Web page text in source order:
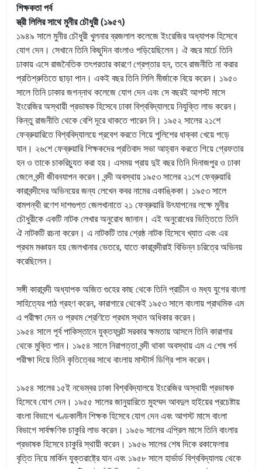
শিক্ষকতা পর্ব
স্ত্রী লিলির সাথে মুনীর চৌধুরী (১৯৫৭)
১৯৪৯ সালে মুনীর চৌধুরী খুলনার ব্রজলাল কলেজে ইংরেজির অধ্যাপক হিসেবে
যোগ দেন। সেখানে তিনি কিছুদিন বাংলাও পড়িয়েছিলেন। ঐ বছর মার্চে তিনি
ঢাকায় এসে রাজনৈতিক তৎপরতার কারণে গ্রেপ্তার হন, তবে রাজনীতি না করার
প্রতিশ্রুতিতে ছাড়া পান। একই বছর তিনি লিলি মীর্জাকে বিয়ে করেন। ১৯৫০
সালে তিনি ঢাকার জগন্নাথ কলেজে যোগ দেন এবং সে বছরই আগস্ট মাসে
ইংরেজির অস্থায়ী প্রভাষক হিসেবে ঢাকা বিশ্ববিদ্যালয়ে নিযুক্তি লাভ করেন।
কিন্তু রাজনীতি থেকে বেশি দূরে থাকতে পারেন নি। ১৯৫২ সালের ২১শে
ফেব্রুয়ারিতে বিশ্ববিদ্যালয়ে প্রবেশ করতে গিয়ে পুলিশের ধাক্কা খেয়ে পড়ে
যান। ২৬শে ফেব্রুয়ারি শিক্ষকদের প্রতিবাদ সভা আহ্বান করতে গিয়ে গ্রেফতার
হন ও তাকে চাকরিচ্যুত করা হয়। এসময় প্রায় দুই বছর তিনি দিনাজপুর ও ঢাকা
জেলে বন্দী জীবনযাপন করেন। বন্দী অবস্থায় ১৯৫৩ সালের ২১শে ফেব্রুয়ারি
কারাবন্দীদের অভিনয়ের জন্য লেখেন কবর নামের একাঙ্কিকা। ১৯৫৩ সালে
বামপন্থী রণেশ দাশগুপ্ত জেলখানাতে ২১ ফেব্রুয়ারি উৎযাপনের লক্ষে মুনীর
চৌধুরীকে একটি নাটক লেখার অনুরোধ জানান। এই অনুরোধের ভিত্তিতে তিনি
ঐ নাটকটি রচনা করেন। এ নাটকটি তার শ্রেষ্ঠ নাটক হিসেবে খ্যাত এবং এর
প্রথম মঞ্চায়ন হয় জেলখানার ভেতরে, যাতে কারাবন্দীরাই বিভিন্ন চরিত্রে অভিনয়
করেছিলেন।
সঙ্গী কারাবন্দী অধ্যাপক অজিত গুহের কাছ থেকে তিনি প্রাচীন ও মধ্য যুগের বাংলা
সাহিত্যের পাঠ গ্রহণ করেন, কারাগারে থেকেই ১৯৫৩ সালে বাংলায় প্রাথমিক এম
এ পরীক্ষা দেন ও প্রথম শ্রেণিতে প্রথম স্থান অধিকার করেন।
১৯৫৪ সালে পূর্ব পাকিস্তানে যুক্তফ্রন্ট সরকার ক্ষমতায় আসলে তিনি কারাগার
থেকে মুক্তি পান। ১৯৫৪ সালে নিরাপত্তা বন্দী থাকা অবস্থায় এম এ শেষ পর্ব
পরীক্ষা দিয়ে তিনি কৃতিত্বের সাথে বাংলায় মাস্টার্স ডিগ্রি পাস করেন।
১৯৫৪ সালের ১৫ই নভেম্বর ঢাকা বিশ্ববিদ্যালয়ে ইংরেজির অস্থায়ী প্রভাষক
হিসেবে যোগ দেন। ১৯৫৫ সালের জানুয়ারিতে মুহম্মদ আবদুল হাইয়ের প্রচেষ্টায়
বাংলা বিভাগে খণ্ডকালীন শিক্ষক হিসেবে যোগ দেন এবং আগস্ট মাসে বাংলা
বিভাগে সার্বক্ষণিক চাকুরি লাভ করেন। ১৯৫৬ সালের এপ্রিল মাসে তিনি বাংলার
প্রভাষক হিসেবে চাকুরি স্থায়ী করেন। ১৯৫৬ সালের শেষ দিকে রকাফেলার
বৃত্তি নিয়ে মার্কিন যুক্তরাষ্ট্রে যান এবং ১৯৫৮ সালে হার্ভার্ড বিশ্ববিদ্যালয় থেকে